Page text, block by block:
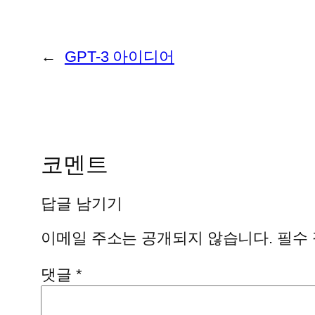
← GPT-3 아이디어
코멘트
답글 남기기
이메일 주소는 공개되지 않습니다. 필수
댓글 *